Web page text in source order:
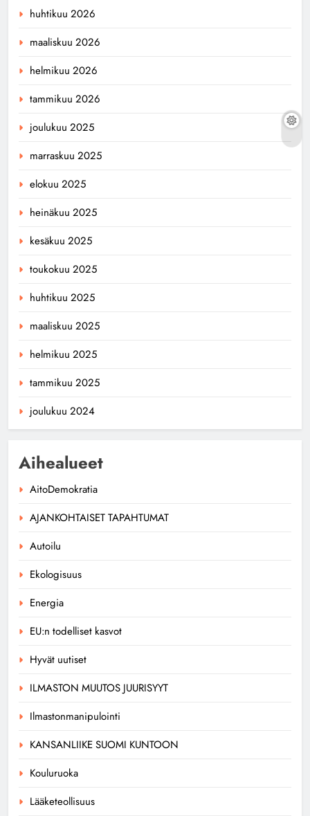
huhtikuu 2026
maaliskuu 2026
helmikuu 2026
tammikuu 2026
joulukuu 2025
marraskuu 2025
elokuu 2025
heinäkuu 2025
kesäkuu 2025
toukokuu 2025
huhtikuu 2025
maaliskuu 2025
helmikuu 2025
tammikuu 2025
joulukuu 2024
Aihealueet
AitoDemokratia
AJANKOHTAISET TAPAHTUMAT
Autoilu
Ekologisuus
Energia
EU:n todelliset kasvot
Hyvät uutiset
ILMASTON MUUTOS JUURISYYT
Ilmastonmanipulointi
KANSANLIIKE SUOMI KUNTOON
Kouluruoka
Lääketeollisuus